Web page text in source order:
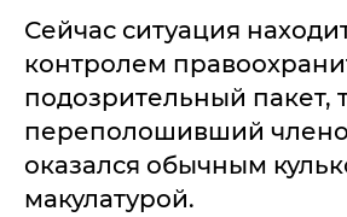
Сейчас ситуация
контролем
подозрительный пакет,
переполошивший
оказался обычным
макулатурой.